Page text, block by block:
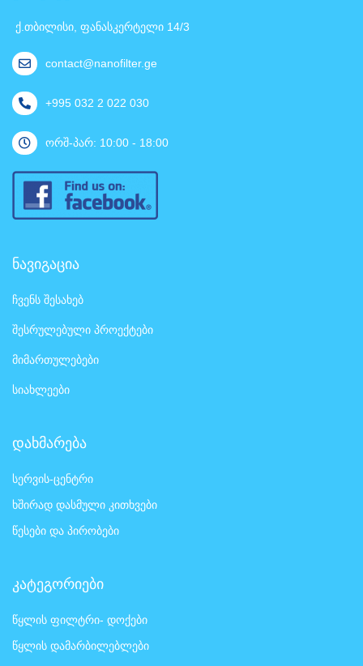
ქ.თბილისი, ფანასკერტელი 14/3
contact@nanofilter.ge
+995 032 2 022 030
ორშ-პარ: 10:00 - 18:00
ნავიგაცია
ჩვენს შესახებ
შესრულებული პროექტები
მიმართულებები
სიახლეები
დახმარება
სერვის-ცენტრი
ხშირად დასმული კითხვები
წესები და პირობები
კატეგორიები
წყლის ფილტრი- დოქები
წყლის დამარბილებლები